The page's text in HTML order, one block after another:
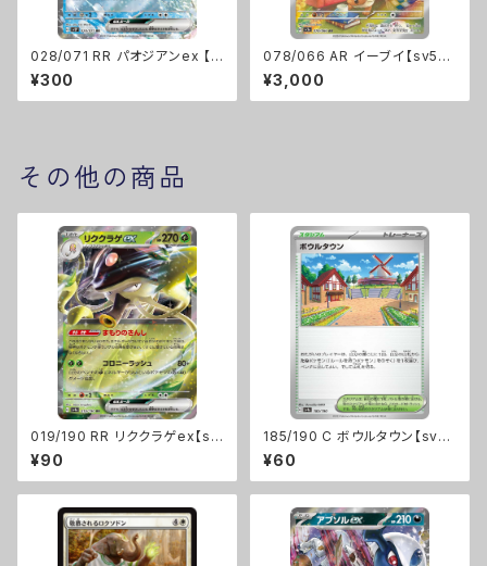
028/071 RR パオジアンex 【s
v2P】 Gレギュ
¥300
078/066 AR イーブイ【sv5a】
[H]
¥3,000
その他の商品
019/190 RR リククラゲex【sv
4a】[G]
¥90
185/190 C ボウルタウン【sv4
a】Gレギュ
¥60